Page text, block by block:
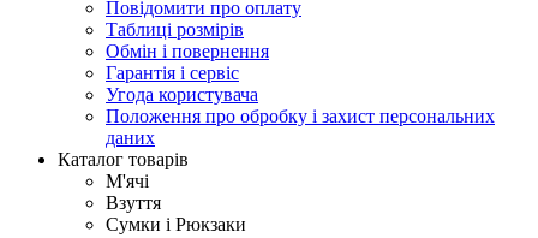
Повідомити про оплату
Таблиці розмірів
Обмін і повернення
Гарантія і сервіс
Угода користувача
Положення про обробку і захист персональних
даних
Каталог товарів
М'ячі
Взуття
Сумки і Рюкзаки